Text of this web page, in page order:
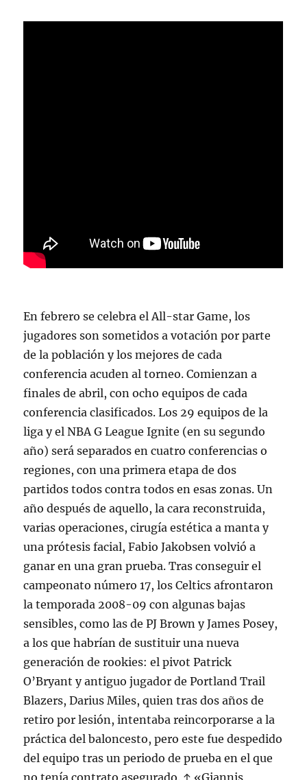
En febrero se celebra el All-star Game, los
jugadores son sometidos a votación por parte
de la población y los mejores de cada
conferencia acuden al torneo. Comienzan a
finales de abril, con ocho equipos de cada
conferencia clasificados. Los 29 equipos de la
liga y el NBA G League Ignite (en su segundo
año) será separados en cuatro conferencias o
regiones, con una primera etapa de dos
partidos todos contra todos en esas zonas. Un
año después de aquello, la cara reconstruida,
varias operaciones, cirugía estética a manta y
una prótesis facial, Fabio Jakobsen volvió a
ganar en una gran prueba. Tras conseguir el
campeonato número 17, los Celtics afrontaron
la temporada 2008-09 con algunas bajas
sensibles, como las de PJ Brown y James Posey,
a los que habrían de sustituir una nueva
generación de rookies: el pivot Patrick
O’Bryant y antiguo jugador de Portland Trail
Blazers, Darius Miles, quien tras dos años de
retiro por lesión, intentaba reincorporarse a la
práctica del baloncesto, pero este fue despedido
del equipo tras un periodo de prueba en el que
no tenía contrato asegurado. ↑ «Giannis